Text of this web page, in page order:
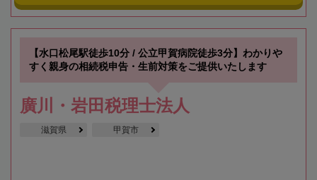
【水口松尾駅徒歩10分 / 公立甲賀病院徒歩3分】わかりや
すく親身の相続税申告・生前対策をご提供いたします
廣川・岩田税理士法人
滋賀県 甲賀市